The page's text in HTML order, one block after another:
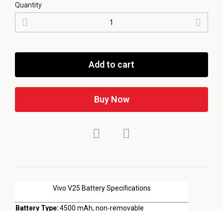
Vivo V25 Battery Specifications
Battery Type:4500 mAh, non-removable
Quantity
Add to cart
Buy Now